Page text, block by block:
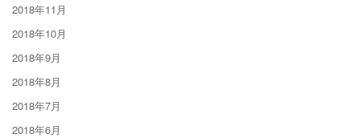
2018年11月
2018年10月
2018年9月
2018年8月
2018年7月
2018年6月